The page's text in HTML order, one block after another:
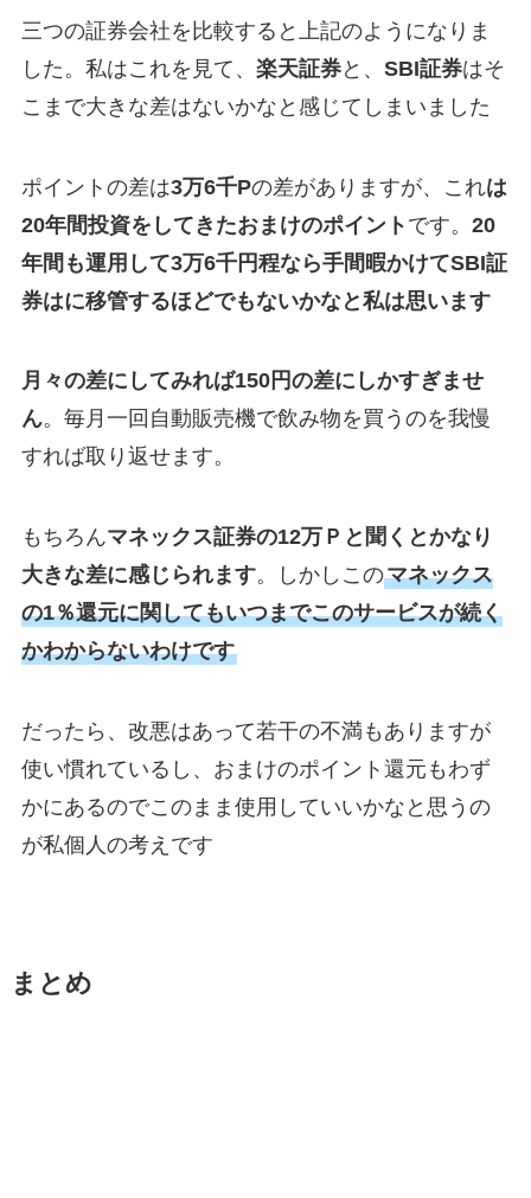
三つの証券会社を比較すると上記のようになりま
した。私はこれを見て、 楽天証券と、 SBI証券はそ
こまで大きな差はないかなと感じてしまいました
ポイントの差は3万6千Pの差がありますが、これは
20年間投資をしてきたおまけのポイント です。 20
年間も運用して3万6千円程なら手間暇かけてSBI証
券はに移管するほどでもないかなと私は思います
月々の差にしてみれば150円の差にしかすぎませ
ん。毎月一回自動販売機で飲み物を買うのを我慢
すれば取り返せます。
もちろんマネックス証券の12万Ｐと聞くとかなり
大きな差に感じられます。しかしこのマネックス
の1％還元に関してもいつまでこのサービスが続く
かわからないわけです
だったら、改悪はあって若干の不満もありますが
使い慣れているし、おまけのポイント還元もわず
かにあるのでこのまま使用していいかなと思うの
が私個人の考えです
まとめ